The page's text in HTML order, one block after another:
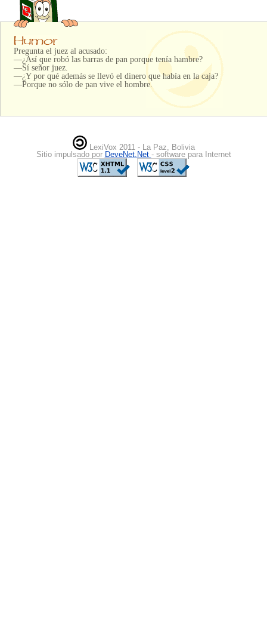
Pregunta el juez al acusado:
—¿Así que robó las barras de pan porque tenía hambre?
—Sí señor juez.
—¿Y por qué además se llevó el dinero que había en la caja?
—Porque no sólo de pan vive el hombre.
LexiVox 2011 - La Paz, Bolivia
Sitio impulsado por DeveNet.Net - software para Internet